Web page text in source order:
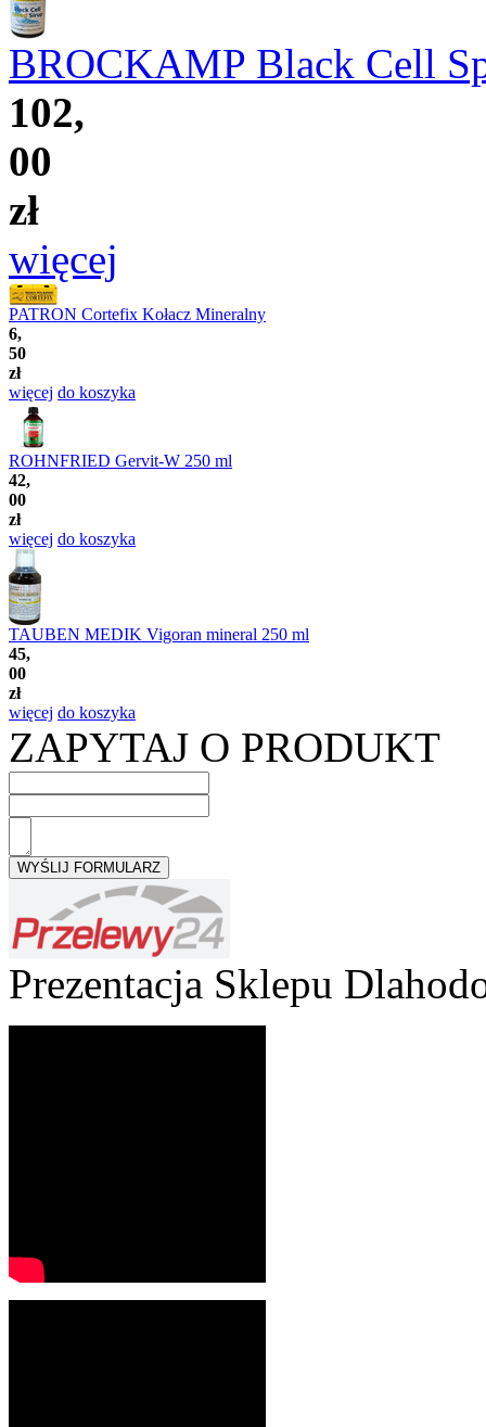
BROCKAMP Black Cell
102,
00
zł
więcej
PATRON Cortefix Kołacz Mineralny
6,
50
zł
więcej do koszyka
ROHNFRIED Gervit-W 250 ml
42,
00
zł
więcej do koszyka
TAUBEN MEDIK Vigoran mineral 250 ml
45,
00
zł
więcej do koszyka
ZAPYTAJ O PRODUKT
Prezentacja Sklepu